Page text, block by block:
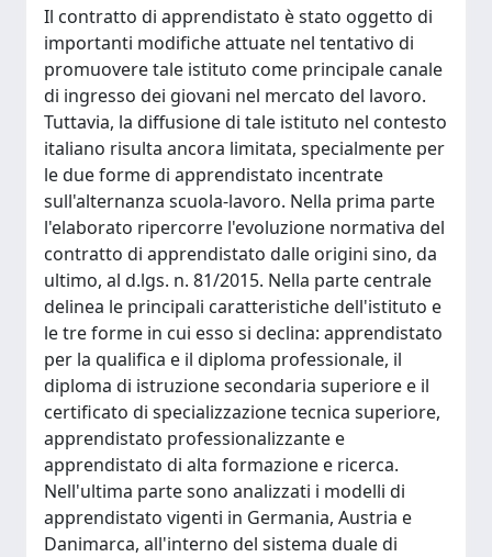
Il contratto di apprendistato è stato oggetto di
importanti modifiche attuate nel tentativo di
promuovere tale istituto come principale canale
di ingresso dei giovani nel mercato del lavoro.
Tuttavia, la diffusione di tale istituto nel contesto
italiano risulta ancora limitata, specialmente per
le due forme di apprendistato incentrate
sull'alternanza scuola-lavoro. Nella prima parte
l'elaborato ripercorre l'evoluzione normativa del
contratto di apprendistato dalle origini sino, da
ultimo, al d.lgs. n. 81/2015. Nella parte centrale
delinea le principali caratteristiche dell'istituto e
le tre forme in cui esso si declina: apprendistato
per la qualifica e il diploma professionale, il
diploma di istruzione secondaria superiore e il
certificato di specializzazione tecnica superiore,
apprendistato professionalizzante e
apprendistato di alta formazione e ricerca.
Nell'ultima parte sono analizzati i modelli di
apprendistato vigenti in Germania, Austria e
Danimarca, all'interno del sistema duale di